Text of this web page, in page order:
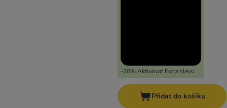
-20% Aktivovat Extra slevu
Přidat do košíku